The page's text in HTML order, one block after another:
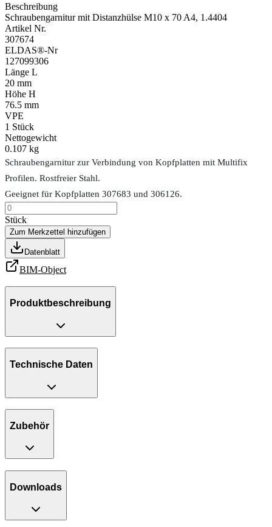
Beschreibung
Schraubengarnitur mit Distanzhülse M10 x 70 A4, 1.4404
Artikel Nr.
307674
ELDAS®-Nr
127099306
Länge L
20 mm
Höhe H
76.5 mm
VPE
1 Stück
Nettogewicht
0.107 kg
Schraubengarnitur zur Verbindung von Kopfplatten mit Multifix
Profilen. Rostfreier Stahl.
Geeignet für Kopfplatten 307683 und 306126.
Stück
Zum Merkzettel hinzufügen
Datenblatt
BIM-Object
Produktbeschreibung
Technische Daten
Zubehör
Downloads